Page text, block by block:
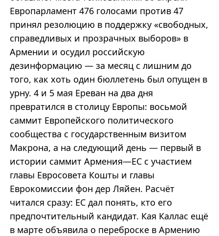
Европарламент 476 голосами против 47
принял резолюцию в поддержку «свободных,
справедливых и прозрачных выборов» в
Армении и осудил российскую
дезинформацию — за месяц с лишним до
того, как хоть один бюллетень был опущен в
урну. 4 и 5 мая Ереван на два дня
превратился в столицу Европы: восьмой
саммит Европейского политического
сообщества с государственным визитом
Макрона, а на следующий день — первый в
истории саммит Армения—ЕС с участием
главы Евросовета Кошты и главы
Еврокомиссии фон дер Ляйен. Расчёт
читался сразу: ЕС дал понять, кто его
предпочтительный кандидат. Кая Каллас ещё
в марте объявила о переброске в Армению